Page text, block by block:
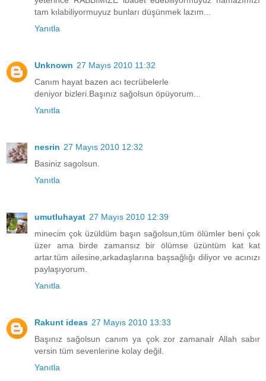
tam kılabiliyormuyuz bunları düşünmek lazım...
Yanıtla
Unknown 27 Mayıs 2010 11:32
Canım hayat bazen acı tecrübelerle
deniyor bizleri.Başınız sağolsun öpüyorum...
Yanıtla
nesrin 27 Mayıs 2010 12:32
Basiniz sagolsun.
Yanıtla
umutluhayat 27 Mayıs 2010 12:39
minecim çok üzüldüm başın sağolsun,tüm ölümler beni çok
üzer ama birde zamansız bir ölümse üzüntüm kat kat
artar.tüm ailesine,arkadaşlarına başsağlığı diliyor ve acınızı
paylaşıyorum.
Yanıtla
Rakunt ideas 27 Mayıs 2010 13:33
Başınız sağolsun canım ya çok zor zamanalr Allah sabır
versin tüm sevenlerine kolay değil.
Yanıtla